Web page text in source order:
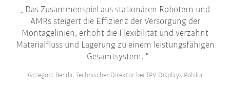
Das Zusammenspiel aus stationären Robotern und
AMRs steigert die Effizienz der Versorgung der
Montagelinien, erhöht die Flexibilität und verzahnt
Materialfluss und Lagerung zu einem leistungsfähigen
Gesamtsystem.
Grzegorz Benda, Technischer Direktor bei TPV Displays Polska